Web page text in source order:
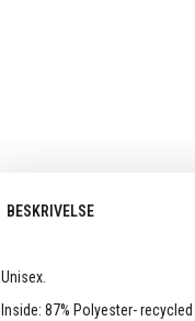
BESKRIVELSE
Unisex.
Inside: 87% Polyester-